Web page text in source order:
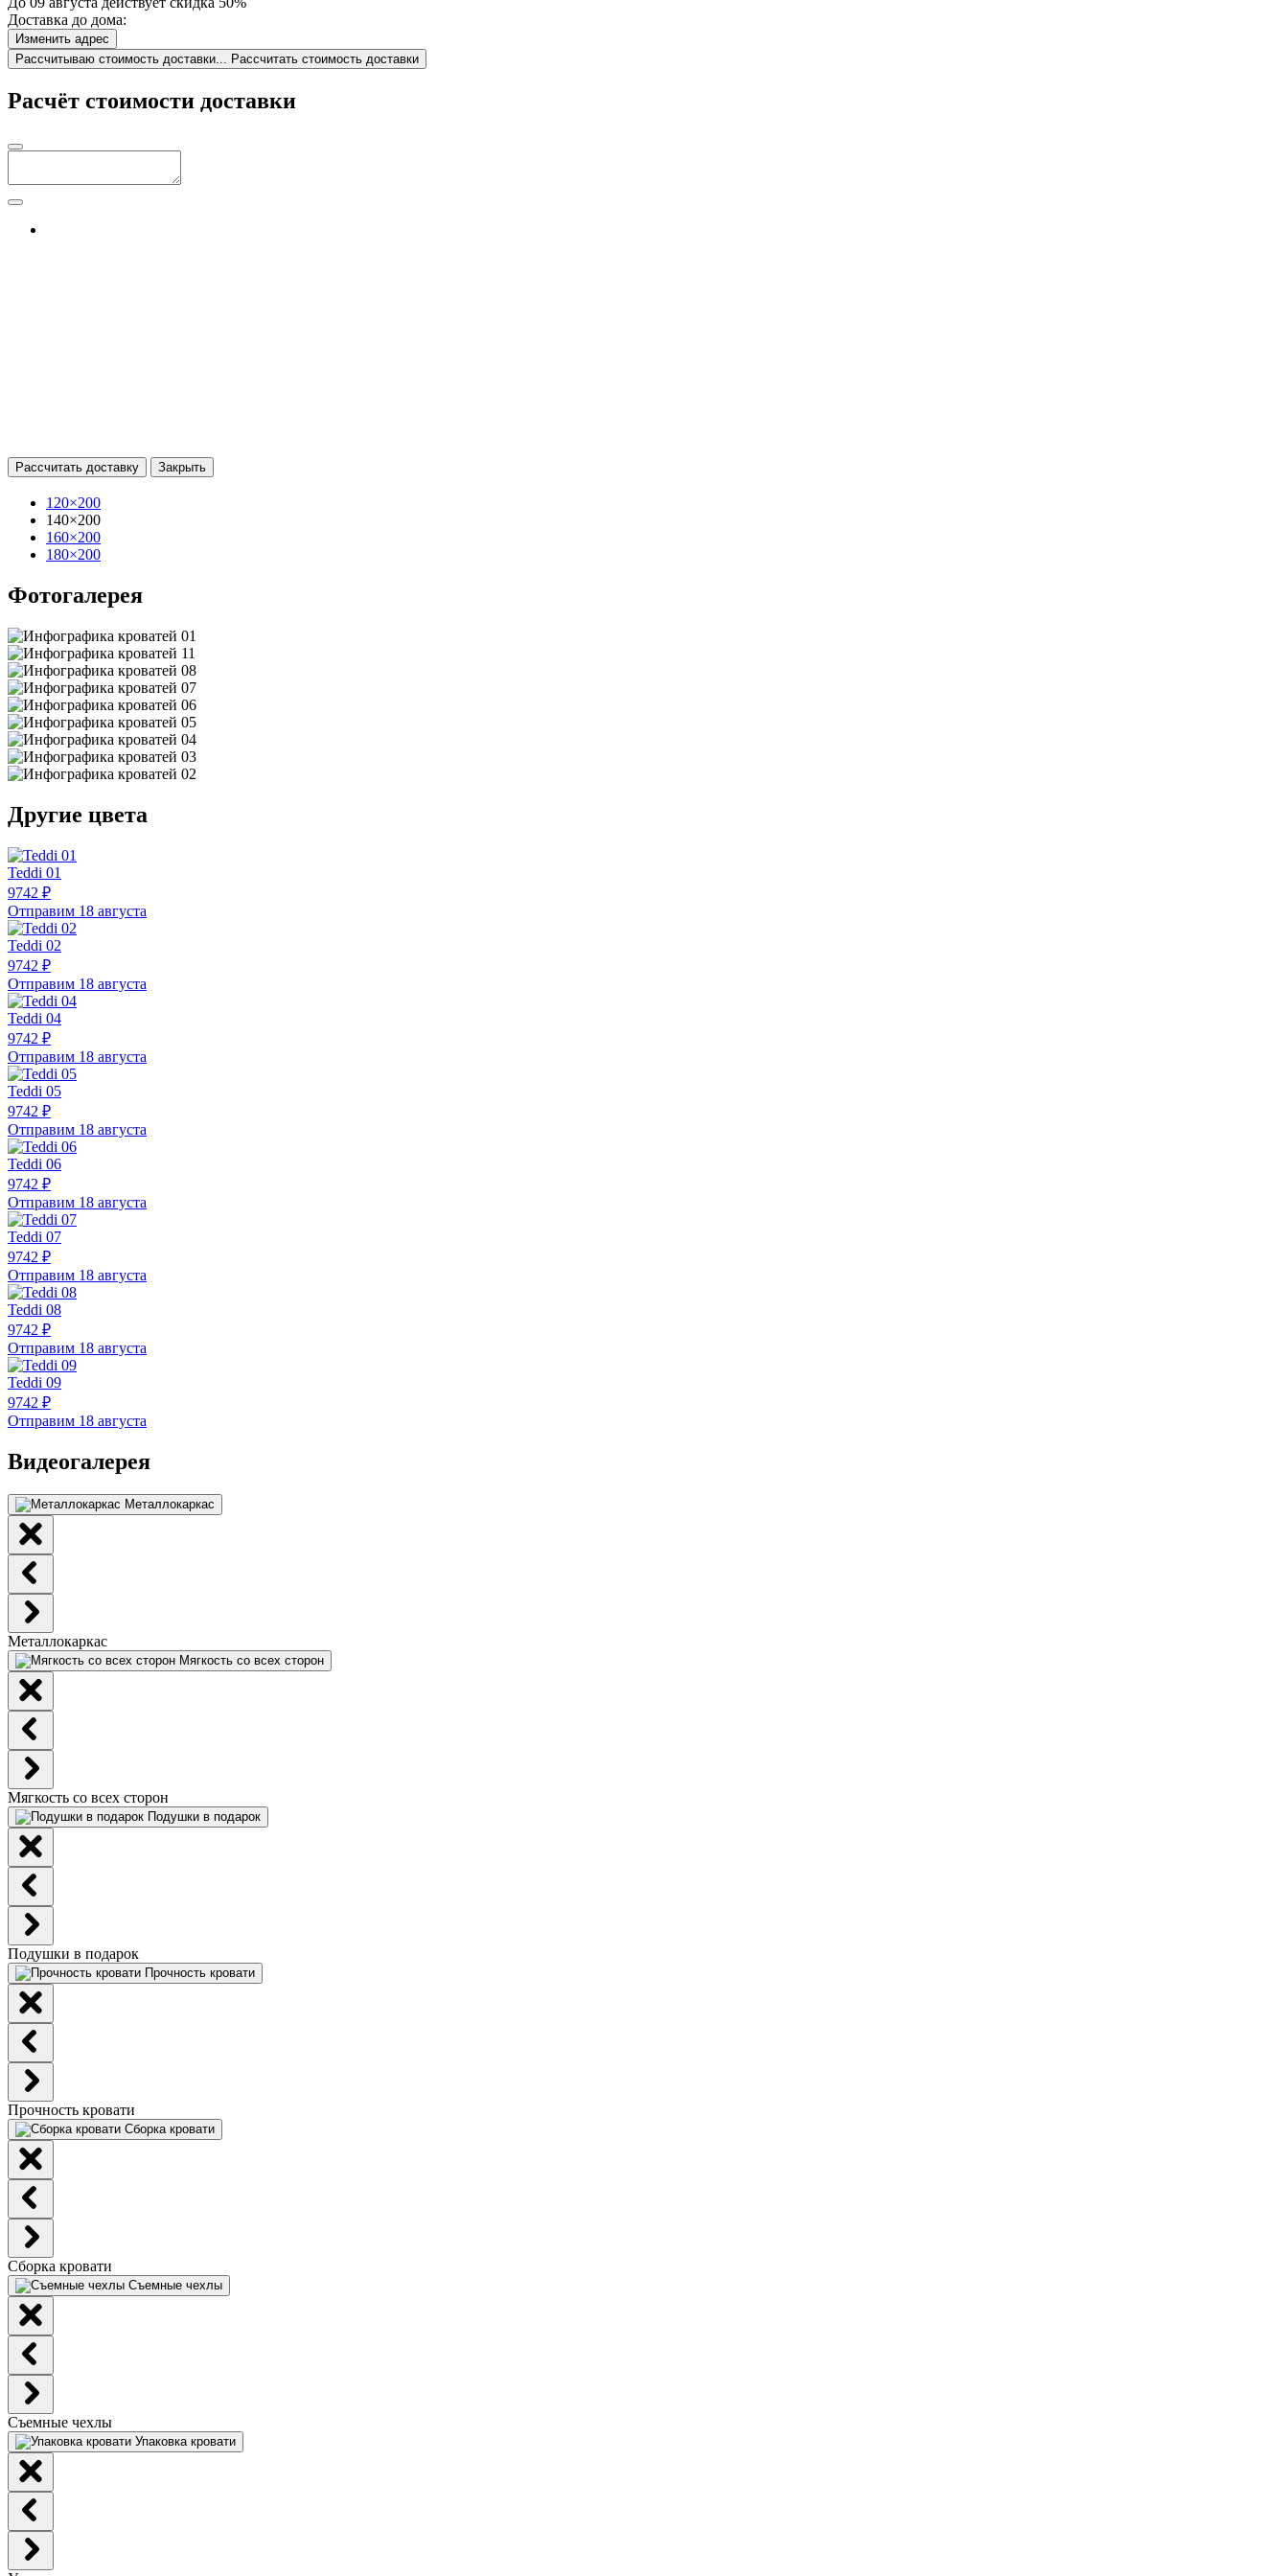
Доставка до дома:
Изменить адрес
Рассчитываю стоимость доставки...
Рассчитать стоимость доставки
Расчёт стоимости доставки
Рассчитать доставку Закрыть
120×200
140×200
160×200
180×200
Фотогалерея
Другие цвета
Teddi 01
9742 ₽
Отправим 18 августа
Teddi 02
9742 ₽
Отправим 18 августа
Teddi 04
9742 ₽
Отправим 18 августа
Teddi 05
9742 ₽
Отправим 18 августа
Teddi 06
9742 ₽
Отправим 18 августа
Teddi 07
9742 ₽
Отправим 18 августа
Teddi 08
9742 ₽
Отправим 18 августа
Teddi 09
9742 ₽
Отправим 18 августа
Видеогалерея
Металлокаркас
Металлокаркас
Мягкость со всех сторон
Мягкость со всех сторон
Подушки в подарок
Подушки в подарок
Прочность кровати
Прочность кровати
Сборка кровати
Сборка кровати
Съемные чехлы
Съемные чехлы
Упаковка кровати